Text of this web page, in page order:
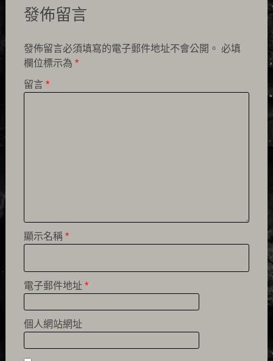
發佈留言
發佈留言必須填寫的電子郵件地址不會公開。 必填
欄位標示為 *
留言 *
顯示名稱 *
電子郵件地址 *
個人網站網址